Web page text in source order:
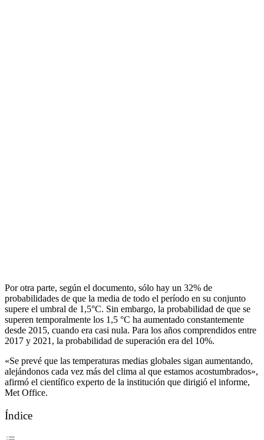
Por otra parte, según el documento, sólo hay un 32% de
probabilidades de que la media de todo el período en su conjunto
supere el umbral de 1,5°C. Sin embargo, la probabilidad de que se
superen temporalmente los 1,5 °C ha aumentado constantemente
desde 2015, cuando era casi nula. Para los años comprendidos entre
2017 y 2021, la probabilidad de superación era del 10%.
«Se prevé que las temperaturas medias globales sigan aumentando,
alejándonos cada vez más del clima al que estamos acostumbrados»,
afirmó el científico experto de la institución que dirigió el informe,
Met Office.
Índice